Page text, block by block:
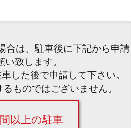
合は、駐車後に下記から申請
い致します。
した後で申請して下さい。
ものではございません。
以上の駐車